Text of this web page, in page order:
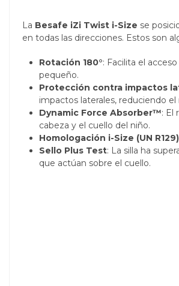
La Besafe iZi Twist i-Size se
en todas las direcciones. Estos son
Rotación 180°: Facilita el
pequeño.
Protección contra impactos
impactos laterales, reduciendo
Dynamic Force Absorber™: El
cabeza y el cuello del niño.
Homologación i-Size (UN R129)
Sello Plus Test: La silla ha
que actúan sobre el cuello.